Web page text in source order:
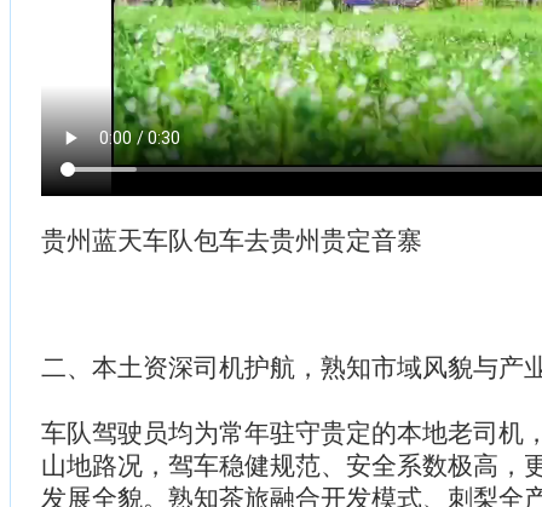
贵州蓝天车队包车去贵州贵定音寨
二、本土资深司机护航，熟知市域风貌与产
车队驾驶员均为常年驻守贵定的本地老司机
山地路况，驾车稳健规范、安全系数极高，
发展全貌。熟知茶旅融合开发模式、刺梨全